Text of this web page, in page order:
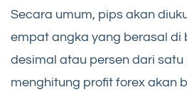
Secara umum, pips akan
empat angka yang berasal di
desimal atau persen dari satu
menghitung profit forex akan